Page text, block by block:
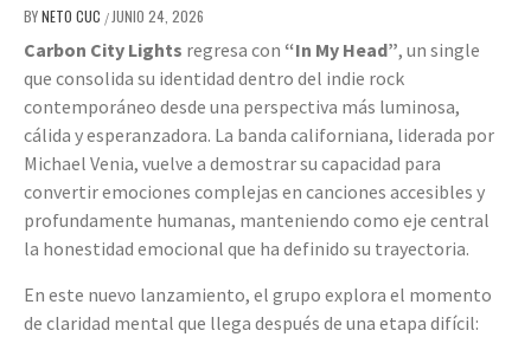
BYNETO CUC / JUNIO 24, 2026
Carbon City Lights regresa con “In My Head”, un single
que consolida su identidad dentro del indie rock
contemporáneo desde una perspectiva más luminosa,
cálida y esperanzadora. La banda californiana, liderada por
Michael Venia, vuelve a demostrar su capacidad para
convertir emociones complejas en canciones accesibles y
profundamente humanas, manteniendo como eje central
la honestidad emocional que ha definido su trayectoria.
En este nuevo lanzamiento, el grupo explora el momento
de claridad mental que llega después de una etapa difícil: